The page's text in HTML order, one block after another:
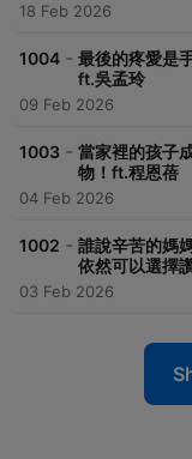
18 Feb 2026
1004 - 最後的疼愛是
ft.吳孟玲
09 Feb 2026
1003 - 當家裡的孩子
物！ft.程恩蓓
04 Feb 2026
1002 - 誰說辛苦的媽
依然可以選擇
03 Feb 2026